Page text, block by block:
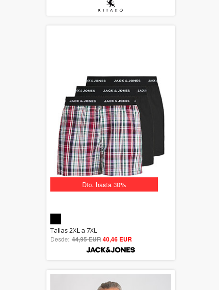
Dto. hasta 30%
5.00
out of 5
Tallas 2XL a 7XL
Desde: 44,95 EUR40,46 EUR